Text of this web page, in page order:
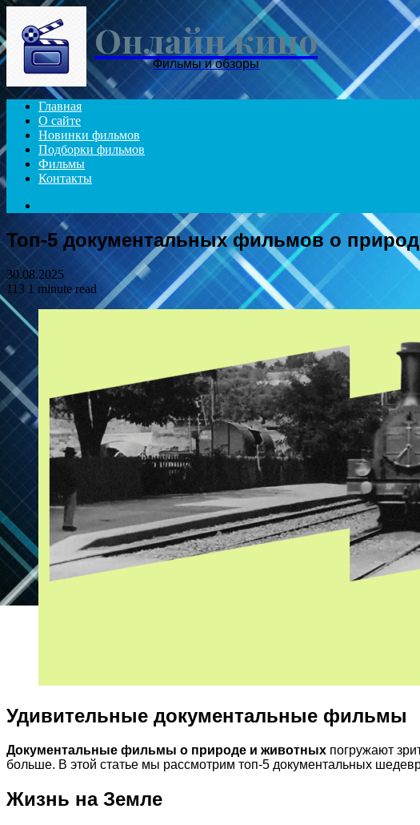
Онлайн кино
Фильмы и обзоры
Главная
О сайте
Новинки фильмов
Подборки фильмов
Фильмы
Контакты
Топ-5 документальных фильмов о
30.08.2025
113 1 minute read
Удивительные документальные фильмы
Документальные фильмы о природе и животных погружают
больше. В этой статье мы рассмотрим топ-5 документальных
Жизнь на Земле